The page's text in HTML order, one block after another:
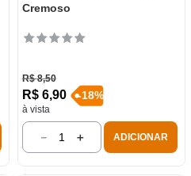
Cremoso
R$ 8,50
R$ 6,90
à vista
-18%
＋
－ ADICIONAR